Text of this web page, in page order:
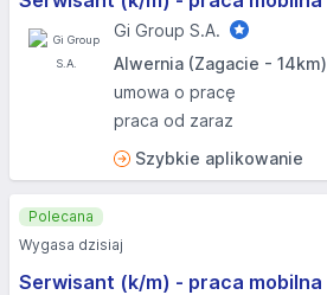
Gi Group S.A.
Alwernia (Zagacie - 14km)
umowa o pracę
praca od zaraz
Szybkie aplikowanie
Serwisant (k/m) - praca mobilna
Polecana
Wygasa dzisiaj